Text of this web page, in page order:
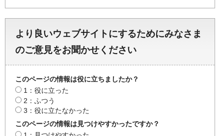
より良いウェブサイトにするためにみなさま
のご意見をお聞かせください
このページの情報は役に立ちましたか？
1：役に立った
2：ふつう
3：役に立たなかった
このページの情報は見つけやすかったですか？